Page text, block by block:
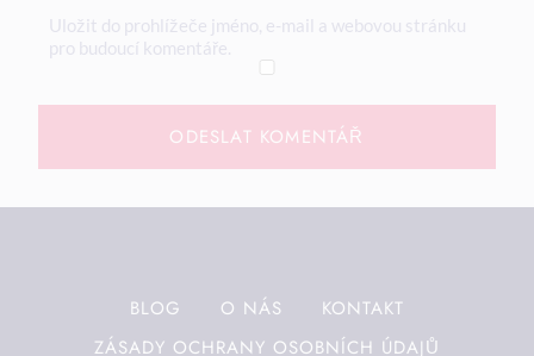
Uložit do prohlížeče jméno, e-mail a webovou stránku
pro budoucí komentáře.
BLOG O NÁS
KONTAKT
ZÁSADY OCHRANY OSOBNÍCH ÚDAJŮ